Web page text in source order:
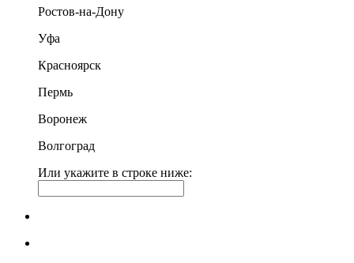
Ростов-на-Дону
Уфа
Красноярск
Пермь
Воронеж
Волгоград
Или укажите в строке ниже: